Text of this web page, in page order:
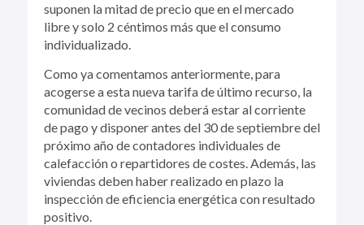
suponen la mitad de precio que en el mercado
libre y solo 2 céntimos más que el consumo
individualizado.
Como ya comentamos anteriormente, para
acogerse a esta nueva tarifa de último recurso, la
comunidad de vecinos deberá estar al corriente
de pago y disponer antes del 30 de septiembre del
próximo año de contadores individuales de
calefacción o repartidores de costes. Además, las
viviendas deben haber realizado en plazo la
inspección de eficiencia energética con resultado
positivo.